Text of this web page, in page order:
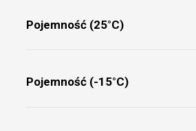
Pojemność (25°C)
Pojemność (-15°C)